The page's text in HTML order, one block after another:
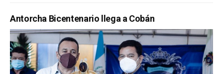
Antorcha Bicentenario llega a Cobán